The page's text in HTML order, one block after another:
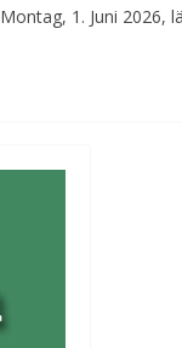
1. Juni 2026,